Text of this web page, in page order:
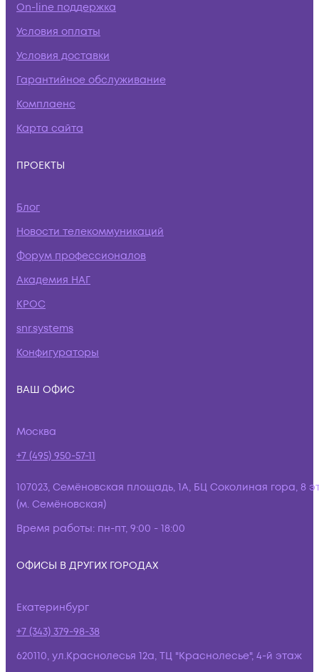
On-line поддержка
Условия оплаты
Условия доставки
Гарантийное обслуживание
Комплаенс
Карта сайта
ПРОЕКТЫ
Блог
Новости телекоммуникаций
Форум профессионалов
Академия НАГ
КРОС
snr.systems
Конфигураторы
ВАШ ОФИС
Москва
+7 (495) 950-57-11
107023, Семёновская площадь, 1А, БЦ Соколиная гора, 8
(м. Семёновская)
Время работы: пн-пт, 9:00 - 18:00
ОФИСЫ В ДРУГИХ ГОРОДАХ
Екатеринбург
+7 (343) 379-98-38
620110, ул.Краснолесья 12а, ТЦ "Краснолесье", 4-й этаж